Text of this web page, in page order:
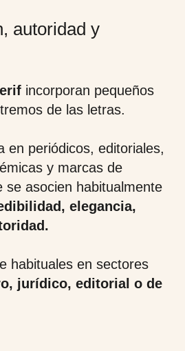
autoridad y
incorporan pequeños
de las letras.
en periódicos, editoriales,
y marcas de
se asocien habitualmente
elegancia,
habituales en sectores
jurídico, editorial o de